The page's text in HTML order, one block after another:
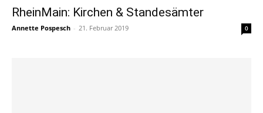
RheinMain: Kirchen & Standesämter
Annette Pospesch - 21. Februar 2019 0